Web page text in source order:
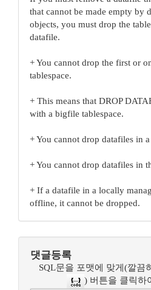
that cannot be made empty by
objects, you must drop the
datafile.
+ You cannot drop the first or
tablespace.
+ This means that DROP
with a bigfile tablespace.
+ You cannot drop datafiles in
+ You cannot drop datafiles in
+ If a datafile in a locally
offline, it cannot be dropped.
댓글등록
SQL문을 포맷에 맞게(깔끔
) 버튼을 클릭하